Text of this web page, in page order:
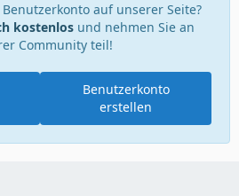
auf unserer Seite?
kostenlosund nehmen Sie an
Community teil!
Benutzerkonto
erstellen